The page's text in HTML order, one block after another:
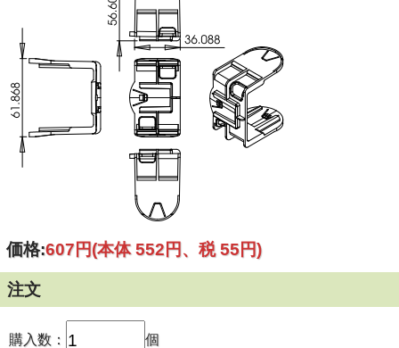
価格:607円(本体 552円、税 55円)
注文
購入数： 個